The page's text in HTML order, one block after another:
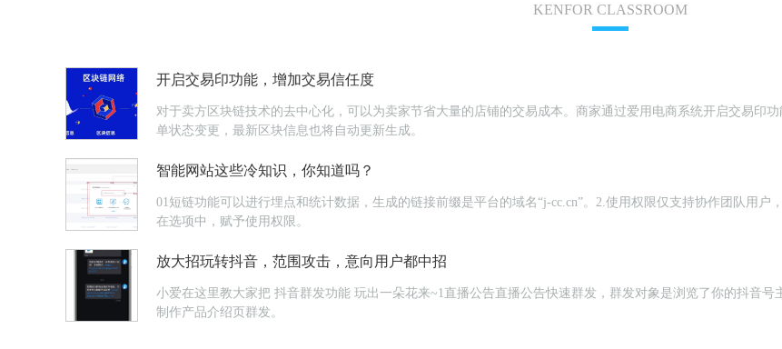
KENFOR CLASSROOM
开启交易印功能，增加交易信任度
对于卖方区块链技术的去中心化，可以为卖家节省大量的店铺的交易成本。商家通过爱用电商系统开启交易印
单状态变更，最新区块信息也将自动更新生成。
智能网站这些冷知识，你知道吗？
01短链功能可以进行埋点和统计数据，生成的链接前缀是平台的域名“j-cc.cn”。2.使用权限仅支持协作团队用
在选项中，赋予使用权限。
放大招玩转抖音，范围攻击，意向用户都中招
小爱在这里教大家把 抖音群发功能 玩出一朵花来~1直播公告直播公告快速群发，群发对象是浏览了你的抖音号主页的用户，系统自动抓取这些意向用户。也可以用【Light Press】
制作产品介绍页群发。